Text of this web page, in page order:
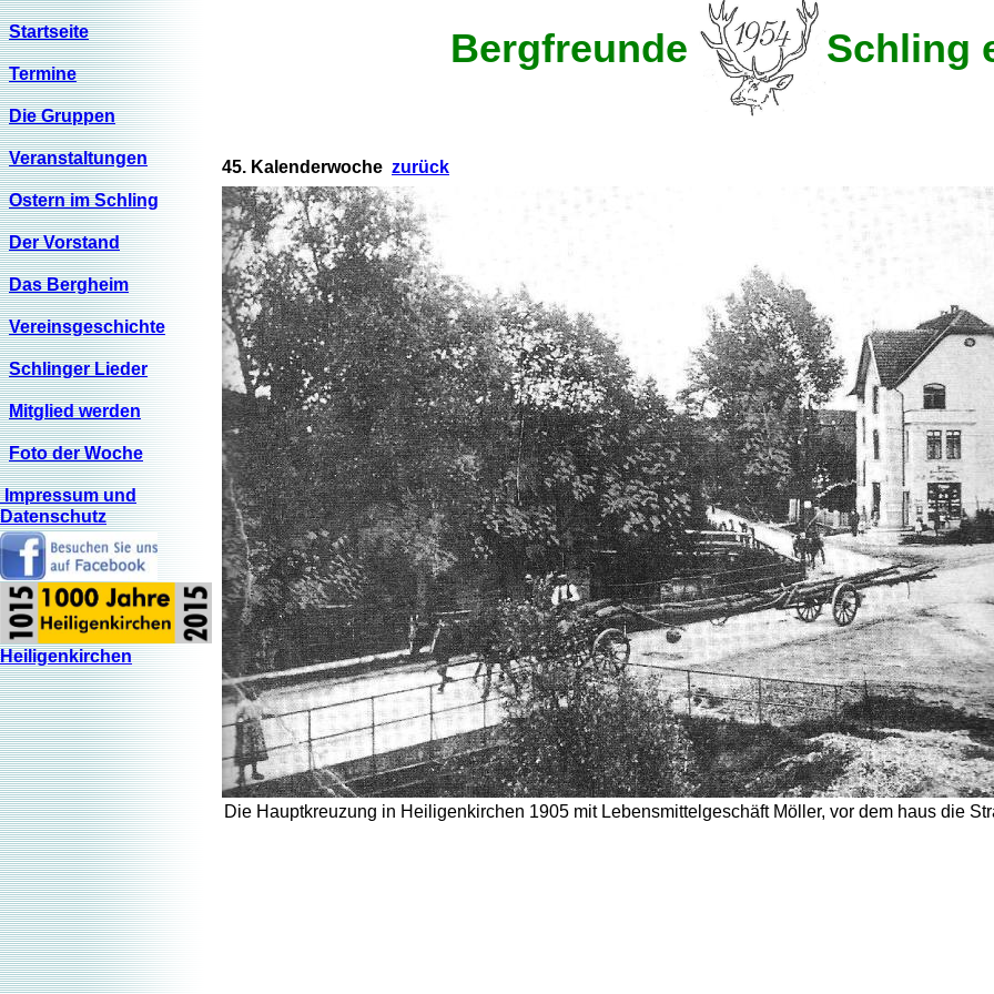
Startseite
Termine
Die Gruppen
Veranstaltungen
Ostern im Schling
Der Vorstand
Das Bergheim
Vereinsgeschichte
Schlinger Lieder
Mitglied werden
Foto der Woche
Impressum und
Datenschutz
Heiligenkirchen
Bergfreunde Schling
45. Kalenderwoche zurück
Die Hauptkreuzung in Heiligenkirchen 1905 mit Lebensmittelgeschäft Möller, vor dem haus die